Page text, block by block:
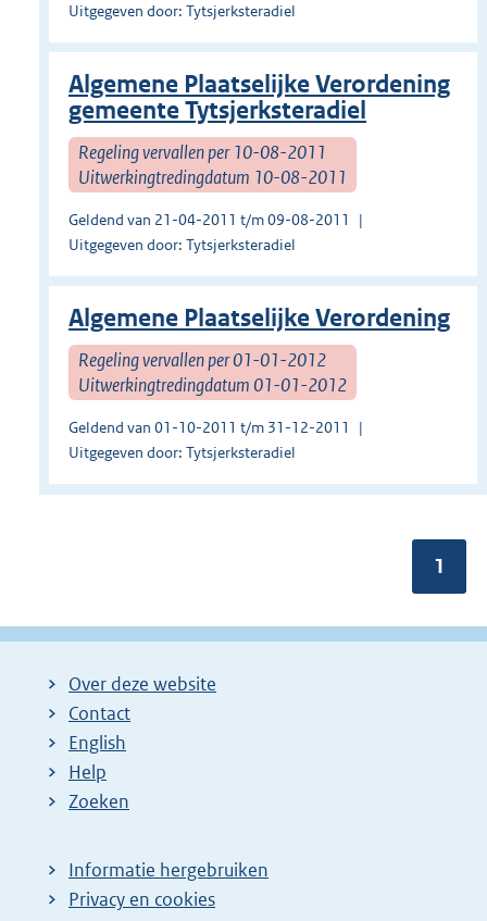
Uitgegeven door: Tytsjerksteradiel
Algemene Plaatselijke Verordening
gemeente Tytsjerksteradiel
Regeling vervallen per 10-08-2011
Uitwerkingtredingdatum 10-08-2011
Geldend van 21-04-2011 t/m 09-08-2011
Uitgegeven door: Tytsjerksteradiel
Algemene Plaatselijke Verordening
Regeling vervallen per 01-01-2012
Uitwerkingtredingdatum 01-01-2012
Geldend van 01-10-2011 t/m 31-12-2011
Uitgegeven door: Tytsjerksteradiel
1
Over deze website
Contact
English
Help
Zoeken
Informatie hergebruiken
Privacy en cookies